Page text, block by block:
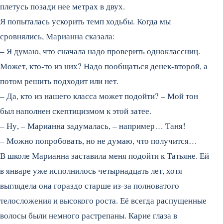
плетусь позади нее метрах в двух.
Я попыталась ускорить темп ходьбы. Когда мы
сровнялись, Марианна сказала:
– Я думаю, что сначала надо проверить одноклассниц.
Может, кто-то из них? Надо пообщаться денек-второй, а
потом решить подходит или нет.
– Да, кто из нашего класса может подойти? – Мой тон
был наполнен скептицизмом к этой затее.
– Ну, – Марианна задумалась, – например… Таня!
– Можно попробовать, но не думаю, что получится…
В школе Марианна заставила меня подойти к Татьяне. Ей
в январе уже исполнилось четырнадцать лет, хотя
выглядела она гораздо старше из-за полноватого
телосложения и высокого роста. Её всегда распущенные
волосы были немного растрепаны. Карие глаза в